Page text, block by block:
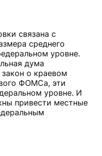
связана с
среднего
уровне.
дума
о краевом
ФОМСа, эти
уровне. И
привести местные